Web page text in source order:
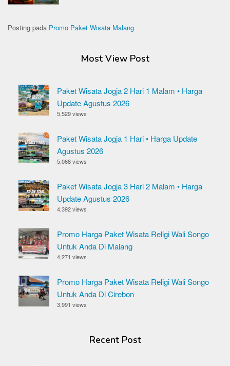
Posting pada Promo Paket Wisata Malang
Most View Post
Paket Wisata Jogja 2 Hari 1 Malam • Harga
Update Agustus 2026
5,529 views
Paket Wisata Jogja 1 Hari • Harga Update
Agustus 2026
5,068 views
Paket Wisata Jogja 3 Hari 2 Malam • Harga
Update Agustus 2026
4,392 views
Promo Harga Paket Wisata Religi Wali Songo
Untuk Anda Di Malang
4,271 views
Promo Harga Paket Wisata Religi Wali Songo
Untuk Anda Di Cirebon
3,991 views
Recent Post